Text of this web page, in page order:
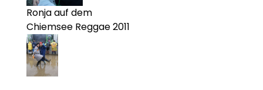
Ronja auf dem
Chiemsee Reggae 2011